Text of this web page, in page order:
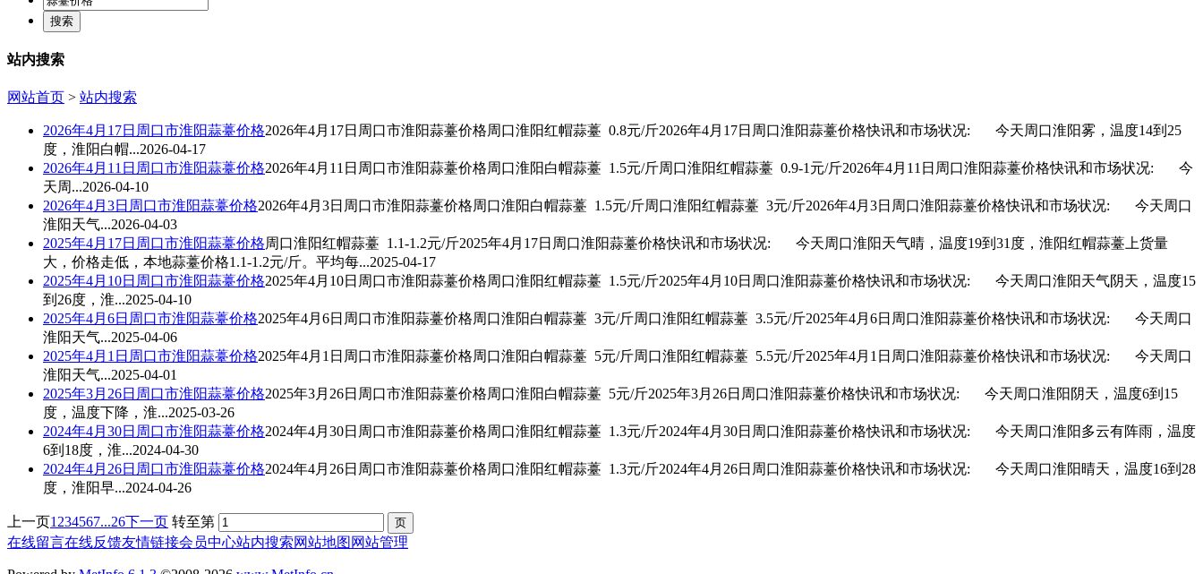
站内搜索
网站首页 > 站内搜索
2026年4月17日周口市淮阳蒜薹价格2026年4月17日周口市淮阳蒜薹价格周口淮阳红帽蒜薹 0.8元/斤2026年4月17日周口淮阳蒜薹价格快讯和市场状况: 今天周口淮阳雾，温度14到25
度，淮阳白帽...2026-04-17
2026年4月11日周口市淮阳蒜薹价格2026年4月11日周口市淮阳蒜薹价格周口淮阳白帽蒜薹 1.5元/斤周口淮阳红帽蒜薹 0.9-1元/斤2026年4月11日周口淮阳蒜薹价格快讯和市场状况: 今
天周...2026-04-10
2026年4月3日周口市淮阳蒜薹价格2026年4月3日周口市淮阳蒜薹价格周口淮阳白帽蒜薹 1.5元/斤周口淮阳红帽蒜薹 3元/斤2026年4月3日周口淮阳蒜薹价格快讯和市场状况: 今天周口
淮阳天气...2026-04-03
2025年4月17日周口市淮阳蒜薹价格周口淮阳红帽蒜薹 1.1-1.2元/斤2025年4月17日周口淮阳蒜薹价格快讯和市场状况: 今天周口淮阳天气晴，温度19到31度，淮阳红帽蒜薹上货量
大，价格走低，本地蒜薹价格1.1-1.2元/斤。平均每...2025-04-17
2025年4月10日周口市淮阳蒜薹价格2025年4月10日周口市淮阳蒜薹价格周口淮阳红帽蒜薹 1.5元/斤2025年4月10日周口淮阳蒜薹价格快讯和市场状况: 今天周口淮阳天气阴天，温度15
到26度，淮...2025-04-10
2025年4月6日周口市淮阳蒜薹价格2025年4月6日周口市淮阳蒜薹价格周口淮阳白帽蒜薹 3元/斤周口淮阳红帽蒜薹 3.5元/斤2025年4月6日周口淮阳蒜薹价格快讯和市场状况: 今天周口
淮阳天气...2025-04-06
2025年4月1日周口市淮阳蒜薹价格2025年4月1日周口市淮阳蒜薹价格周口淮阳白帽蒜薹 5元/斤周口淮阳红帽蒜薹 5.5元/斤2025年4月1日周口淮阳蒜薹价格快讯和市场状况: 今天周口
淮阳天气...2025-04-01
2025年3月26日周口市淮阳蒜薹价格2025年3月26日周口市淮阳蒜薹价格周口淮阳白帽蒜薹 5元/斤2025年3月26日周口淮阳蒜薹价格快讯和市场状况: 今天周口淮阳阴天，温度6到15
度，温度下降，淮...2025-03-26
2024年4月30日周口市淮阳蒜薹价格2024年4月30日周口市淮阳蒜薹价格周口淮阳红帽蒜薹 1.3元/斤2024年4月30日周口淮阳蒜薹价格快讯和市场状况: 今天周口淮阳多云有阵雨，温度
6到18度，淮...2024-04-30
2024年4月26日周口市淮阳蒜薹价格2024年4月26日周口市淮阳蒜薹价格周口淮阳红帽蒜薹 1.3元/斤2024年4月26日周口淮阳蒜薹价格快讯和市场状况: 今天周口淮阳晴天，温度16到28
度，淮阳早...2024-04-26
上一页1 234567...26下一页 转至第
在线留言在线反馈友情链接会员中心站内搜索网站地图 网站管理